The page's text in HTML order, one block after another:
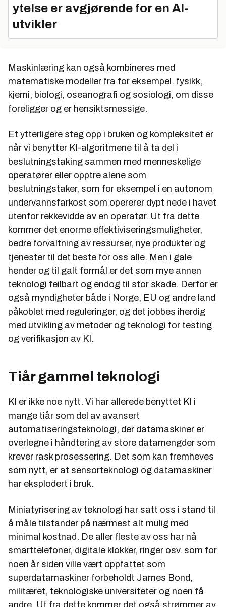
ytelse er avgjørende for en AI-
utvikler
Maskinlæring kan også kombineres med
matematiske modeller fra for eksempel. fysikk,
kjemi, biologi, oseanografi og sosiologi, om disse
foreligger og er hensiktsmessige.
Et ytterligere steg opp i bruken og kompleksitet er
når vi benytter KI-algoritmene til å ta del i
beslutningstaking sammen med menneskelige
operatører eller opptre alene som
beslutningstaker, som for eksempel i en autonom
undervannsfarkost som opererer dypt nede i havet
utenfor rekkevidde av en operatør. Ut fra dette
kommer det enorme effektiviseringsmuligheter,
bedre forvaltning av ressurser, nye produkter og
tjenester til det beste for oss alle. Men i gale
hender og til galt formål er det som mye annen
teknologi feilbart og endog til stor skade. Derfor er
også myndigheter både i Norge, EU og andre land
påkoblet med reguleringer, og det jobbes iherdig
med utvikling av metoder og teknologi for testing
og verifikasjon av KI.
Tiår gammel teknologi
KI er ikke noe nytt. Vi har allerede benyttet KI i
mange tiår som del av avansert
automatiseringsteknologi, der datamaskiner er
overlegne i håndtering av store datamengder som
krever rask prosessering. Det som kan fremheves
som nytt, er at sensorteknologi og datamaskiner
har eksplodert i bruk.
Miniatyrisering av teknologi har satt oss i stand til
å måle tilstander på nærmest alt mulig med
minimal kostnad. De aller fleste av oss har nå
smarttelefoner, digitale klokker, ringer osv. som for
noen år siden ville vært oppfattet som
superdatamaskiner forbeholdt James Bond,
militæret, teknologiske universiteter og noen få
andre. Ut fra dette kommer det også strømmer av